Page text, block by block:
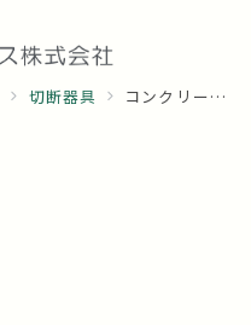
切断器具 コンクリートカッター